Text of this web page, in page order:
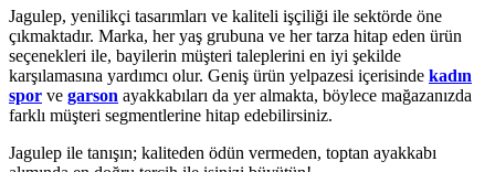
Jagulep, yenilikçi tasarımları ve kaliteli işçiliği ile sektörde öne
çıkmaktadır. Marka, her yaş grubuna ve her tarza hitap eden ürün
seçenekleri ile, bayilerin müşteri taleplerini en iyi şekilde
karşılamasına yardımcı olur. Geniş ürün yelpazesi içerisinde kadın
spor ve garson ayakkabıları da yer almakta, böylece mağazanızda
farklı müşteri segmentlerine hitap edebilirsiniz.
Jagulep ile tanışın; kaliteden ödün vermeden, toptan ayakkabı